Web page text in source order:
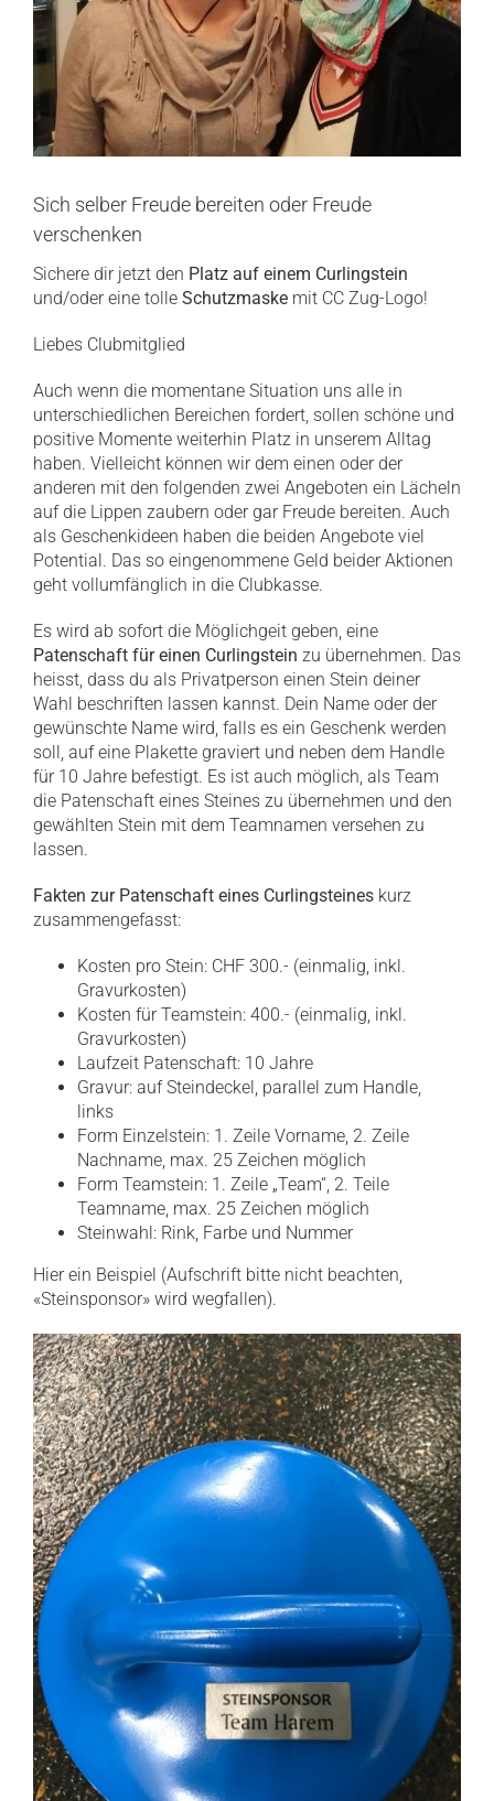
Sich selber Freude bereiten oder Freude
verschenken
Sichere dir jetzt den Platz auf einem Curlingstein
und/oder eine tolle Schutzmaske mit CC Zug-Logo!
Liebes Clubmitglied
Auch wenn die momentane Situation uns alle in
unterschiedlichen Bereichen fordert, sollen schöne und
positive Momente weiterhin Platz in unserem Alltag
haben. Vielleicht können wir dem einen oder der
anderen mit den folgenden zwei Angeboten ein Lächeln
auf die Lippen zaubern oder gar Freude bereiten. Auch
als Geschenkideen haben die beiden Angebote viel
Potential. Das so eingenommene Geld beider Aktionen
geht vollumfänglich in die Clubkasse.
Es wird ab sofort die Möglichgeit geben, eine
Patenschaft für einen Curlingstein zu übernehmen. Das
heisst, dass du als Privatperson einen Stein deiner
Wahl beschriften lassen kannst. Dein Name oder der
gewünschte Name wird, falls es ein Geschenk werden
soll, auf eine Plakette graviert und neben dem Handle
für 10 Jahre befestigt. Es ist auch möglich, als Team
die Patenschaft eines Steines zu übernehmen und den
gewählten Stein mit dem Teamnamen versehen zu
lassen.
Fakten zur Patenschaft eines Curlingsteines kurz
zusammengefasst:
Kosten pro Stein: CHF 300.- (einmalig, inkl.
Gravurkosten)
Kosten für Teamstein: 400.- (einmalig, inkl.
Gravurkosten)
Laufzeit Patenschaft: 10 Jahre
Gravur: auf Steindeckel, parallel zum Handle,
links
Form Einzelstein: 1. Zeile Vorname, 2. Zeile
Nachname, max. 25 Zeichen möglich
Form Teamstein: 1. Zeile „Team“, 2. Teile
Teamname, max. 25 Zeichen möglich
Steinwahl: Rink, Farbe und Nummer
Hier ein Beispiel (Aufschrift bitte nicht beachten,
«Steinsponsor» wird wegfallen).